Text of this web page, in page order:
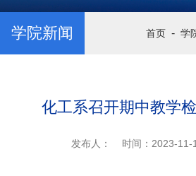
学院新闻 首页 - 学
化工系召开期中教学
发布人： 时间：2023-11-